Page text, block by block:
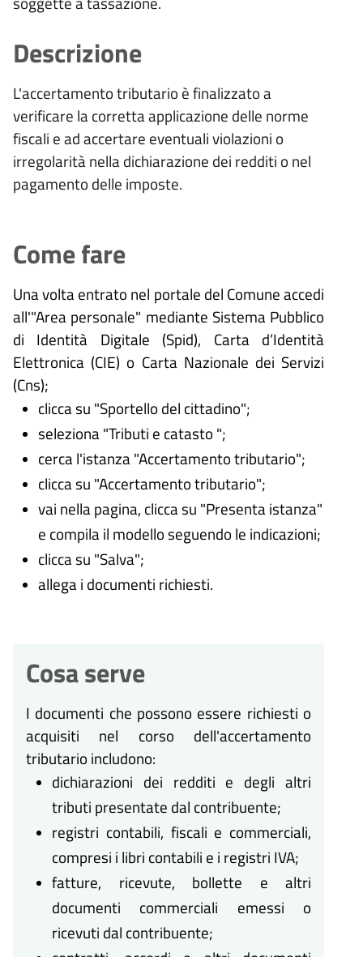
Descrizione
L'accertamento tributario è finalizzato a
verificare la corretta applicazione delle norme
fiscali e ad accertare eventuali violazioni o
irregolarità nella dichiarazione dei redditi o nel
pagamento delle imposte.
Come fare
Una volta entrato nel portale del Comune accedi
all'"Area personale" mediante Sistema Pubblico
di Identità Digitale (Spid), Carta d’Identità
Elettronica (CIE) o Carta Nazionale dei Servizi
(Cns);
clicca su "Sportello del cittadino";
seleziona "Tributi e catasto ";
cerca l'istanza "Accertamento tributario";
clicca su "Accertamento tributario";
vai nella pagina, clicca su "Presenta istanza"
e compila il modello seguendo le indicazioni;
clicca su "Salva";
allega i documenti richiesti.
Cosa serve
I documenti che possono essere richiesti o
acquisiti nel corso dell'accertamento
tributario includono:
dichiarazioni dei redditi e degli altri
tributi presentate dal contribuente;
registri contabili, fiscali e commerciali,
compresi i libri contabili e i registri IVA;
fatture, ricevute, bollette e altri
documenti commerciali emessi o
ricevuti dal contribuente;